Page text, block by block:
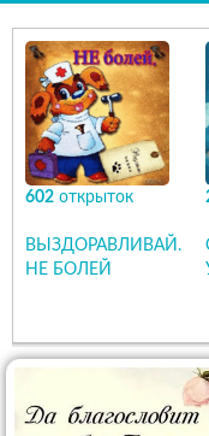
602 открыток
ВЫЗДОРАВЛИВАЙ.
НЕ БОЛЕЙ